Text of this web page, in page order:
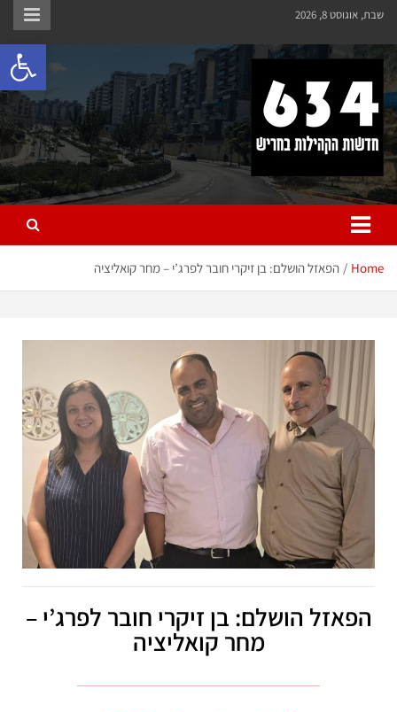
שבת, אוגוסט 8, 2026
חריש 634
חדשות הקהילות בחריש
Home הפאזל הושלם: בן זיקרי חובר לפרג’י – מחר קואליציה
הפאזל הושלם: בן זיקרי חובר לפרג’י –
מחר קואליציה